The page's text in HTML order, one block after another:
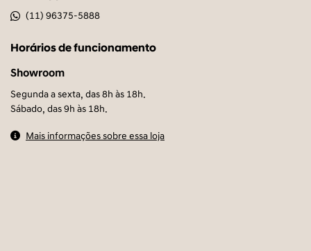
(11) 96375-5888
Horários de funcionamento
Showroom
Segunda a sexta, das 8h às 18h.
Sábado, das 9h às 18h.
Mais informações sobre essa loja